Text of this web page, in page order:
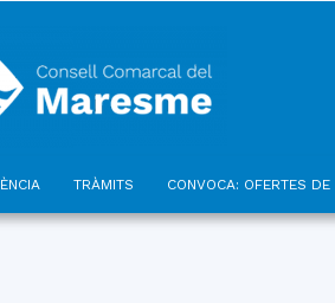
TRÀMITS CONVOCA: OFERTES DE